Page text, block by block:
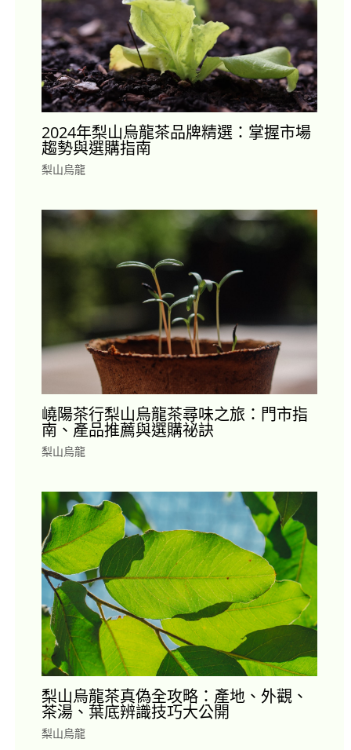
2024年梨山烏龍茶品牌精選：掌握市場
趨勢與選購指南
梨山烏龍
嶢陽茶行梨山烏龍茶尋味之旅：門市指
南、產品推薦與選購祕訣
梨山烏龍
梨山烏龍茶真偽全攻略：產地、外觀、
茶湯、葉底辨識技巧大公開
梨山烏龍